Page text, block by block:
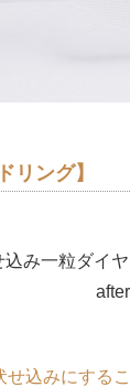
リング】
after
込みにする